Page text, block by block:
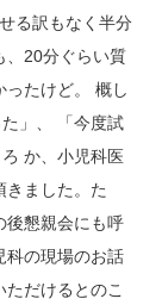
る訳もなく半分
、20分ぐらい質
ったけど。 概し
」、 「今度試
か、小児科医
きました。た
後懇親会にも呼
科の現場のお話
だけるとのこ